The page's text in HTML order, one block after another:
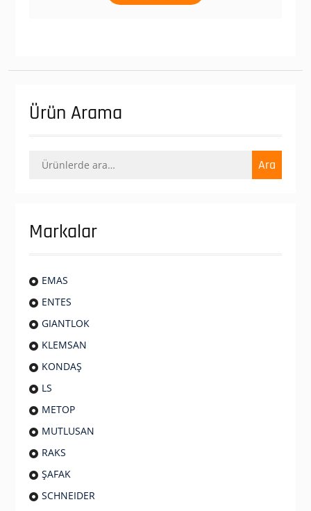
Ürün Arama
Ara: Ara
Markalar
EMAS
ENTES
GIANTLOK
KLEMSAN
KONDAŞ
LS
METOP
MUTLUSAN
RAKS
ŞAFAK
SCHNEIDER